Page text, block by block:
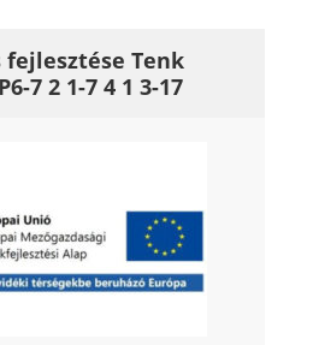
Tenk
7 2 1-7 4 1 3-17